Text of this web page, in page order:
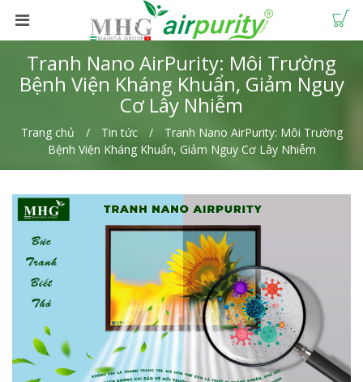
Tranh Nano AirPurity: Môi Trường
Bệnh Viện Kháng Khuẩn, Giảm Nguy
Cơ Lây Nhiễm
Trang chủ Tin tức
Tranh Nano AirPurity: Môi Trường
Bệnh Viện Kháng Khuẩn, Giảm Nguy Cơ Lây Nhiễm